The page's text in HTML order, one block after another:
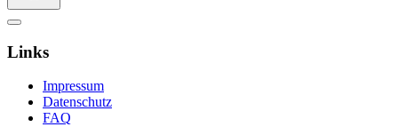
Links
Impressum
Datenschutz
FAQ